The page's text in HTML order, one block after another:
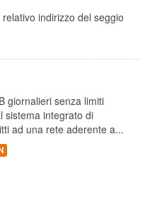
indirizzo del seggio
giornalieri senza limiti
sistema integrato di
ad una rete aderente a...